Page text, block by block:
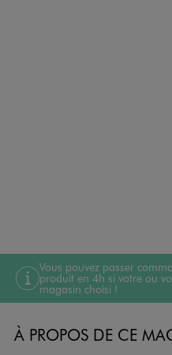
Vous pouvez passer
produit en 4h si votre ou
magasin choisi !
À PROPOS DE CE